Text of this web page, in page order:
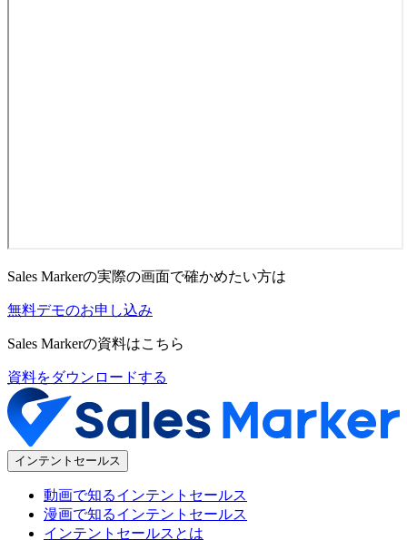
Sales Markerの実際の画面で確かめたい方は
無料デモのお申し込み
Sales Markerの資料はこちら
資料をダウンロードする
インテントセールス
動画で知るインテントセールス
漫画で知るインテントセールス
インテントセールスとは